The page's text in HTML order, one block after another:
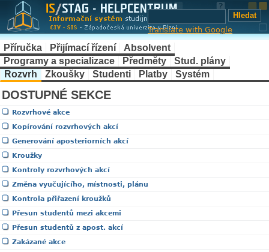
Translate with Google
Příručka Přijímací řízení
Absolvent
Programy a specializace
Předměty
Stud. plány
Rozvrh
Zkoušky Studenti Platby Systém
DOSTUPNÉ SEKCE
Rozvrhové akce
Kopírování rozvrhových akcí
Generování aposteriorních akcí
Kroužky
Kontroly rozvrhových akcí
Změna vyučujícího, místnosti, plánu
Kontrola přiřazení kroužků
Přesun studentů mezi akcemi
Přesun studentů z apost. akcí
Zakázané akce